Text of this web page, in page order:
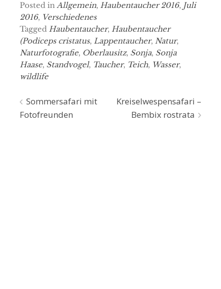
Posted in Allgemein, Haubentaucher 2016, Juli
2016, Verschiedenes
Tagged Haubentaucher, Haubentaucher
(Podiceps cristatus, Lappentaucher, Natur,
Naturfotografie, Oberlausitz, Sonja, Sonja
Haase, Standvogel, Taucher, Teich, Wasser,
wildlife
Beitragsnavigation
Sommersafari mit
Fotofreunden
Kreiselwespensafari –
Bembix rostrata